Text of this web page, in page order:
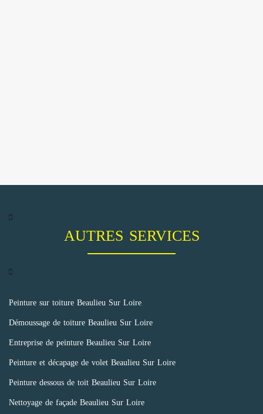
AUTRES SERVICES
Peinture sur toiture Beaulieu Sur Loire
Démoussage de toiture Beaulieu Sur Loire
Entreprise de peinture Beaulieu Sur Loire
Peinture et décapage de volet Beaulieu Sur Loire
Peinture dessous de toit Beaulieu Sur Loire
Nettoyage de façade Beaulieu Sur Loire